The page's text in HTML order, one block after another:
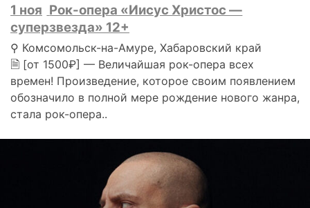
1 ноя Рок-опера «Иисус Христос —
суперзвезда» 12+
⚲ Комсомольск-на-Амуре, Хабаровский край
🗎 [от 1500₽] — Величайшая рок-опера всех
времен! Произведение, которое своим появлением
обозначило в полной мере рождение нового жанра,
стала рок-опера..